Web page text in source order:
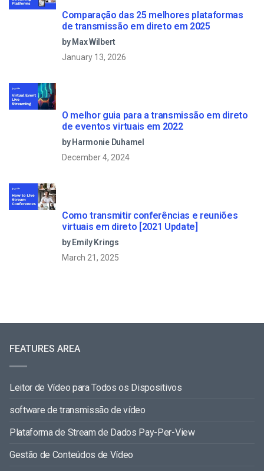
Comparação das 25 melhores plataformas
de transmissão em direto em 2025
by Max Wilbert
January 13, 2026
O melhor guia para a transmissão em direto
de eventos virtuais em 2022
by Harmonie Duhamel
December 4, 2024
Como transmitir conferências e reuniões
virtuais em direto [2021 Update]
by Emily Krings
March 21, 2025
FEATURES AREA
Leitor de Vídeo para Todos os Dispositivos
software de transmissão de vídeo
Plataforma de Stream de Dados Pay-Per-View
Gestão de Conteúdos de Vídeo